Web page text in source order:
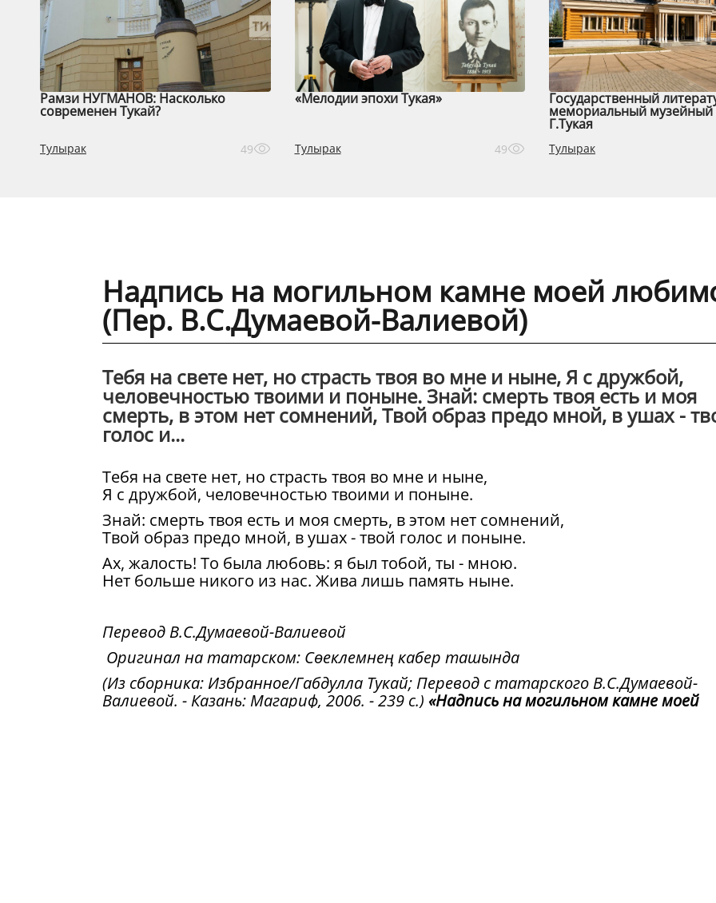
Рамзи НУГМАНОВ: Насколько
современен Тукай?
Тулырак 49
«Мелодии эпохи Тукая»
Тулырак 49
Государственный
мемориальный музейный
Г.Тукая
Тулырак
Надпись на могильном камне моей
(Пер. В.С.Думаевой-Валиевой)
Тебя на свете нет, но страсть твоя во мне и ныне, Я с дружбой,
человечностью твоими и поныне. Знай: смерть твоя есть и моя
смерть, в этом нет сомнений, Твой образ предо мной, в ушах -
голос и...
Тебя на свете нет, но страсть твоя во мне и ныне,
Я с дружбой, человечностью твоими и поныне.
Знай: смерть твоя есть и моя смерть, в этом нет сомнений,
Твой образ предо мной, в ушах - твой голос и поныне.
Ах, жалость! То была любовь: я был тобой, ты - мною.
Нет больше никого из нас. Жива лишь память ныне.
Перевод В.С.Думаевой-Валиевой
Оригинал на татарском: Сөеклемнең кабер ташында
(Из сборника: Избранное/Габдулла Тукай; Перевод с татарского В.С.Думаевой-
Валиевой. - Казань: Магариф, 2006. - 239 с.) «Надпись на могильном камне моей